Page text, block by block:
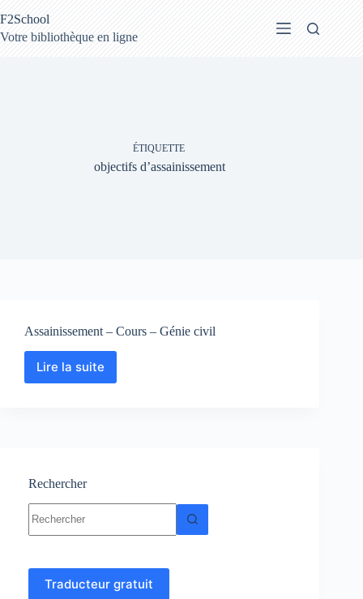
au
contenu
F2School
Votre bibliothèque en ligne
ÉTIQUETTE
objectifs d’assainissement
Assainissement – Cours – Génie civil
Lire la suiteAssainissement
Rechercher
résultat
Traducteur gratuit